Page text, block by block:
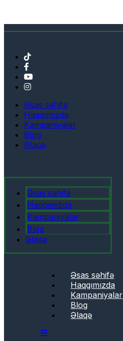
Əsas səhifə
Haqqımızda
Kampaniyalar
Blog
Əlaqə
Əsas səhifə
Haqqımızda
Kampaniyalar
Blog
Əlaqə
Əsas səhifə
Haqqımızda
Kampaniyalar
Blog
Əlaqə